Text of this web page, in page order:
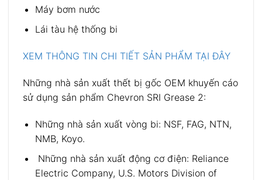
Máy bơm nước
Lái tàu hệ thống bi
XEM THÔNG TIN CHI TIẾT SẢN PHẨM TẠI ĐÂY
Những nhà sản xuất thết bị gốc OEM khuyến cáo
sử dụng sản phẩm Chevron SRI Grease 2:
Những nhà sản xuất vòng bi: NSF, FAG, NTN,
NMB, Koyo.
Những nhà sản xuất động cơ điện: Reliance
Electric Company, U.S. Motors Division of